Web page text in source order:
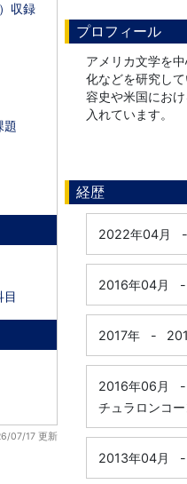
収録
題
目
07/17 更新
プロフィール
アメリカ文学を
化などを研究し
容史や米国にお
入れています。
経歴
2022年04月 -
2016年04月 -
2017年 -
2016年06月
-
チュラロンコ
2013年04月 -